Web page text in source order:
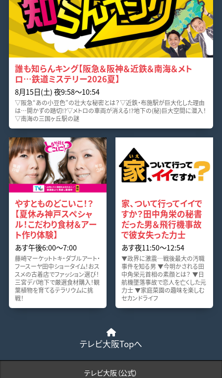
誰も知らんキング【阪急＆阪神＆近鉄＆南海＆メト
ロ…鉄道ミステリー2026夏】
8月15日(土) 夜9:58〜10:54
▽阪急“あの小豆色”の壮大な秘密とは？▽近鉄・布施駅が巨大化した理由
は…開かずの踏切!?▽メトロの車両が消える!?地下の(秘)巨大空間に潜入！
▽南海の三国ヶ丘駅の謎
やすとものどこいこ！？
【夏休み神戸スペシャ
ル！こだわり食材＆アー
ト作り体験】
あす午後6:00〜7:00
藤崎マーケットトキ・ダブルアート・
フースーヤ田中ショータイム！おス
スメの古着店でファッション選び！
三宮デパ地下で厳選食材購入！観
葉植物を育てるテラリウムに挑
戦！
家、ついて行ってイイで
すか？田中角栄の秘書
だった男＆飛行機事故
で彼女失った力士
あす夜11:50〜12:54
▼政界に激震…戦後最大の汚職
事件を知る男 ▼今明かされる田
中角栄元首相の素顔とは？ ▼日
航機墜落事故で恋人を亡くした元
力士 ▼家庭菜園の趣味を楽しむ
セカンドライフ
テレビ大阪Topへ
テレビ大阪（公式）